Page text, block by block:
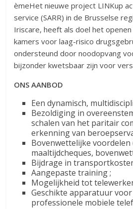
èmeHet nieuwe project LINKup
service (SARR) in de Brusselse
Iriscare, heeft als doel het
kamers voor laag-risico
ondersteund door noodopvang
bijzonder kwetsbaar zijn voor
ONS AANBOD
Een dynamisch,
Bezoldiging in
schalen van het paritair
erkenning van
Bovenwettelijke voordelen
maaltijdcheques,
Bijdrage in
Aangepaste training ;
Mogelijkheid tot
Geschikte apparatuur
professionele mobiele